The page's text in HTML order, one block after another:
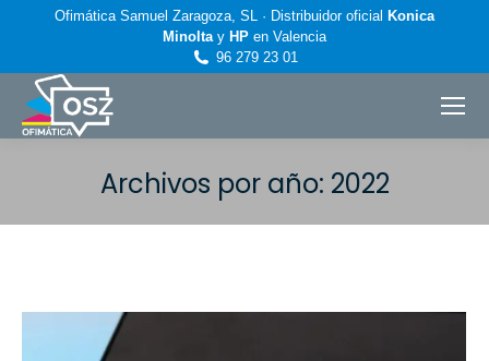
Ofimática Samuel Zaragoza, SL · Distribuidor oficial Konica
Minoltay HP en Valencia
96 279 23 01
Archivos por año: 2022